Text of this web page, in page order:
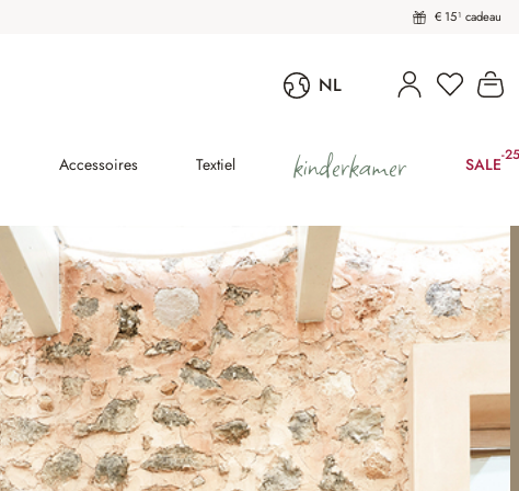
€ 15¹ cadeau
NL U heeft
Accessoires Textiel kinderkamer SALE-